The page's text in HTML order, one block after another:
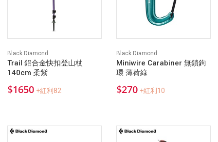
Black Diamond
Trail 鋁合金快扣登山杖
140cm 柔紫
$1650 +紅利82
Black Diamond
Miniwire Carabiner 無鎖鉤
環 薄荷綠
$270 +紅利10